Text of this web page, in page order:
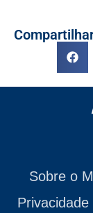
Sobre o
Privacidade